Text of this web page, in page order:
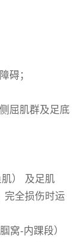
碍；
屈肌群及足底
） 及足肌
完全损伤时运
窝-内踝段）